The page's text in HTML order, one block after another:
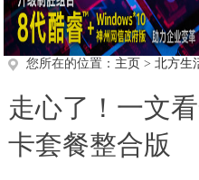
您所在的位置： 主页 > 北方生
走心了！一文
卡套餐整合版